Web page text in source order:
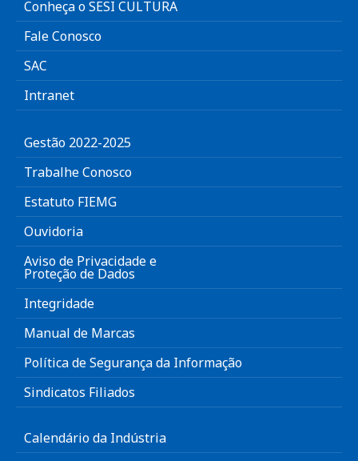
Conheça o SESI CULTURA
Fale Conosco
SAC
Intranet
Gestão 2022-2025
Trabalhe Conosco
Estatuto FIEMG
Ouvidoria
Aviso de Privacidade e
Proteção de Dados
Integridade
Manual de Marcas
Política de Segurança da Informação
Sindicatos Filiados
Calendário da Indústria